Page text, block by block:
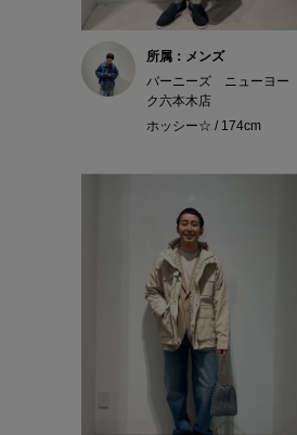
所属：メンズ
バーニーズ ニューヨー
ク六本木店
ホッシー☆ / 174cm